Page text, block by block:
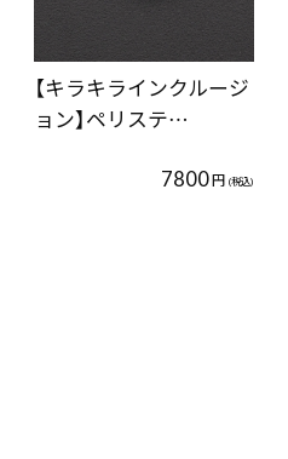
【キラキラインクルージ
ョン】ペリステ…
7800円 (税込)